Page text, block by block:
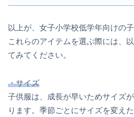
以上が、女子小学校低学年向けの
これらのアイテムを選ぶ際には、
てみてください。
・サイズ
子供服は、成長が早いためサイズ
ります。季節ごとにサイズを変え